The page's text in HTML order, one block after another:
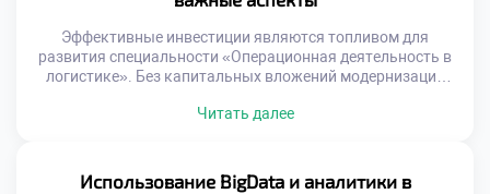
и коммуникации. Баланс аналитики и человечности […]
Эффективные инвестиции являются топливом для
развития специальности «Операционная деятельность в
логистике». Без капитальных вложений модернизация
быть целевым, обоснованным и стратегически
операций критически важно для специалиста.
Читать далее
Использование BigData и аналитики в